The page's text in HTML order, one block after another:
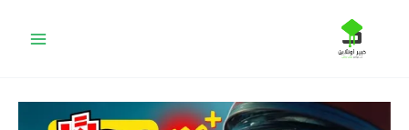
البحث